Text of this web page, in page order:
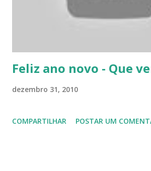
Feliz ano novo - Que
dezembro 31, 2010
COMPARTILHAR POSTAR UM